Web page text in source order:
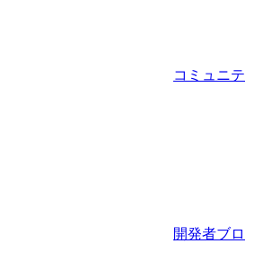
コミュニテ
開発者ブロ